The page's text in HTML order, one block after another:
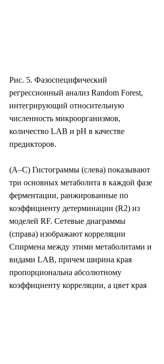
Рис. 5. Фазоспецифический
регрессионный анализ Random Forest,
интегрирующий относительную
численность микроорганизмов,
количество LAB и pH в качестве
предикторов.
(A–C) Гистограммы (слева) показывают
три основных метаболита в каждой фазе
ферментации, ранжированные по
коэффициенту детерминации (R2) из
моделей RF. Сетевые диаграммы
(справа) изображают корреляции
Спирмена между этими метаболитами и
видами LAB, причем ширина края
пропорциональна абсолютному
коэффициенту корреляции, а цвет края